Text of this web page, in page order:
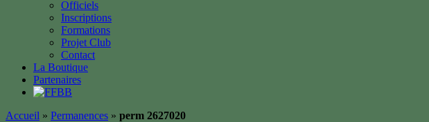
Officiels
Inscriptions
Formations
Projet Club
Contact
La Boutique
Partenaires
Accueil » Permanences » perm 2627020